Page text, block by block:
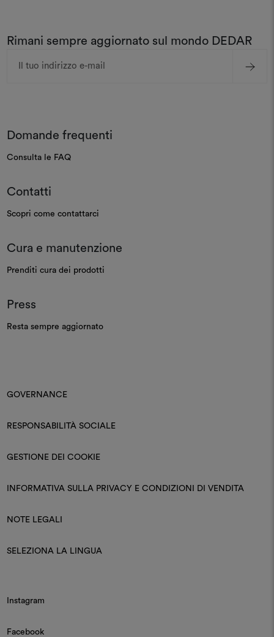
Rimani sempre aggiornato sul mondo DEDAR
Domande frequenti
Consulta le FAQ
Contatti
Scopri come contattarci
Cura e manutenzione
Prenditi cura dei prodotti
Press
Resta sempre aggiornato
GOVERNANCE
RESPONSABILITÀ SOCIALE
GESTIONE DEI COOKIE
INFORMATIVA SULLA PRIVACY E CONDIZIONI DI VENDITA
NOTE LEGALI
SELEZIONA LA LINGUA
Instagram
Facebook